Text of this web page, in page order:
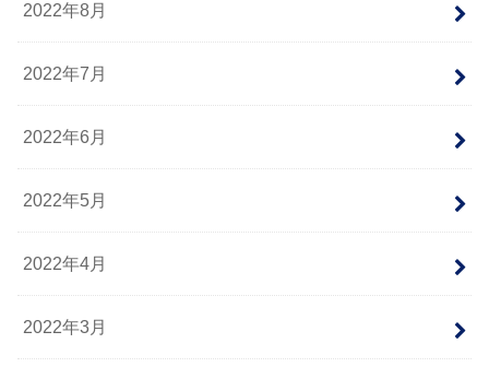
2022年8月
2022年7月
2022年6月
2022年5月
2022年4月
2022年3月